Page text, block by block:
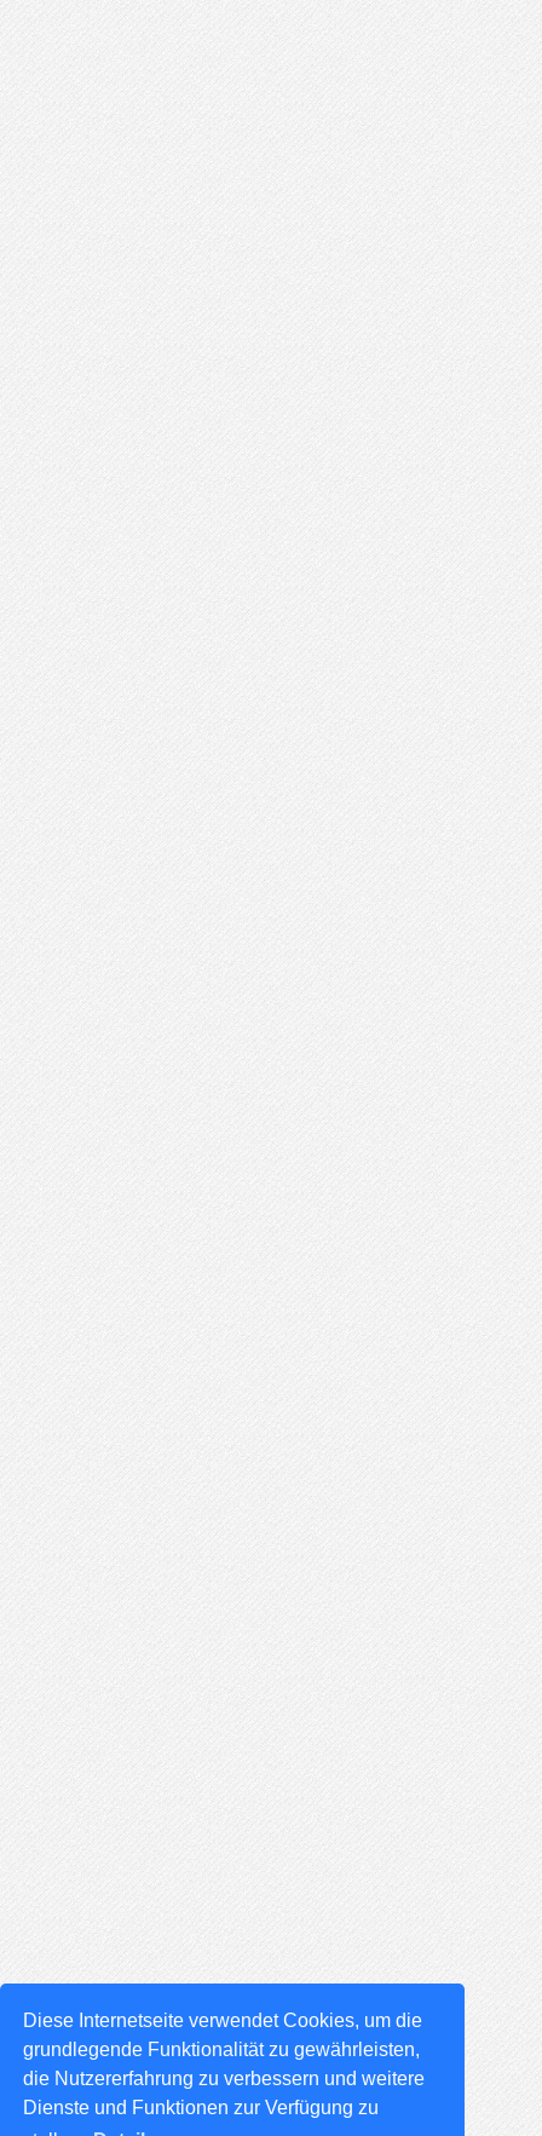
Diese Internetseite verwendet Cookies, um die
grundlegende Funktionalität zu gewährleisten,
die Nutzererfahrung zu verbessern und weitere
Dienste und Funktionen zur Verfügung zu